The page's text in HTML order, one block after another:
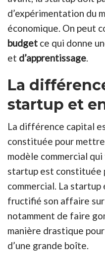
d’expérimentation du
économique. On peut
budget ce qui donne
et d’apprentissage
La
startup et
La différence capital
constituée pour
modèle commercial
startup est constituée
commercial. La
fructifié son affaire
notamment de faire
manière drastique
d’une grande boîte.